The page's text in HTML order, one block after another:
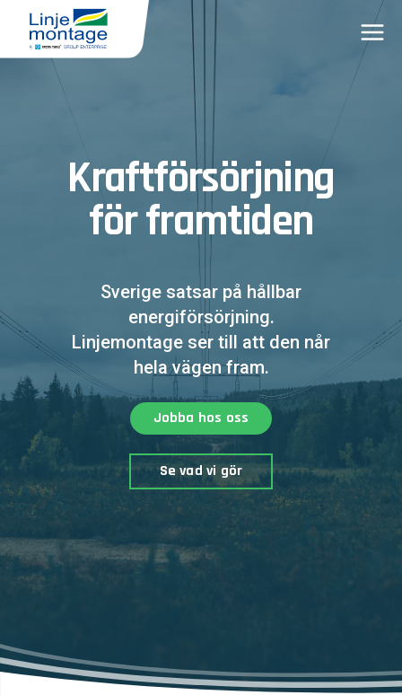
content
Kraftförsörjning
för framtiden
Sverige satsar på hållbar
energiförsörjning.
Linjemontage ser till att den når
hela vägen fram.
Jobba hos oss
Se vad vi gör